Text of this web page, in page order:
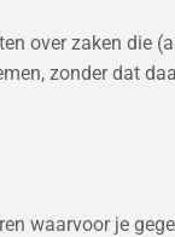
over zaken die
zonder dat
waarvoor je